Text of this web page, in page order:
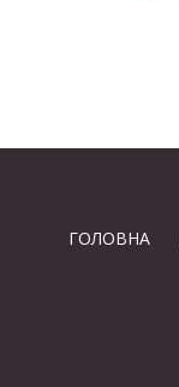
ГОЛОВНА